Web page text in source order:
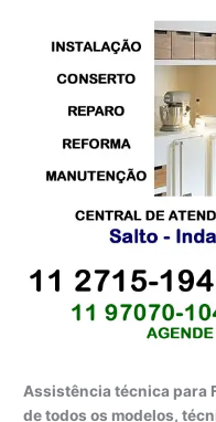
Assistência técnica para
de todos os modelos,